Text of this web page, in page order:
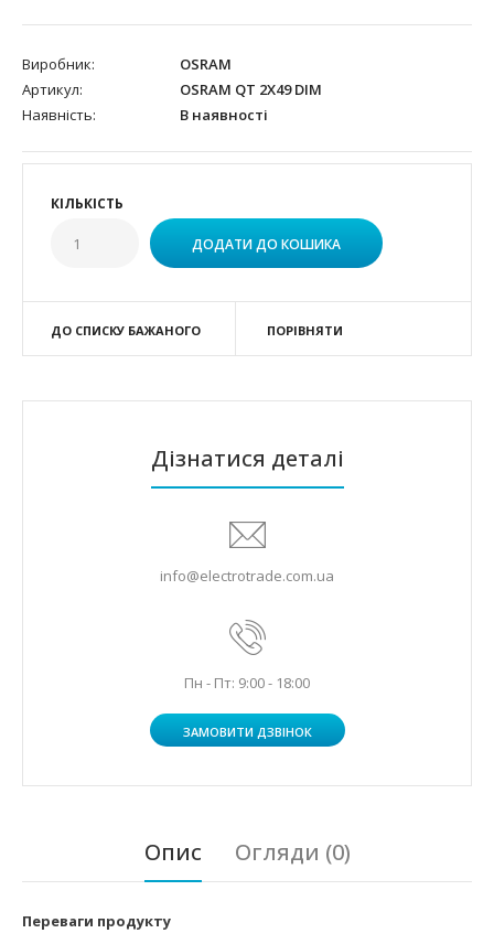
Виробник:
OSRAM
Артикул:
OSRAM QT 2X49 DIM
Наявність:
В наявності
КІЛЬКІСТЬ
ДО СПИСКУ БАЖАНОГО ПОРІВНЯТИ
Дізнатися деталі
info@electrotrade.com.ua
Пн - Пт: 9:00 - 18:00
ЗАМОВИТИ ДЗВІНОК
Опис Огляди (0)
Переваги продукту